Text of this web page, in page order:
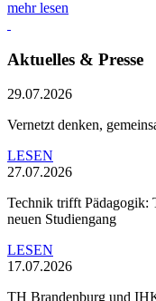
mehr lesen
Aktuelles & Presse
29.07.2026
Vernetzt denken,
LESEN
27.07.2026
Technik trifft Pädagogik:
neuen Studiengang
LESEN
17.07.2026
TH Brandenburg und